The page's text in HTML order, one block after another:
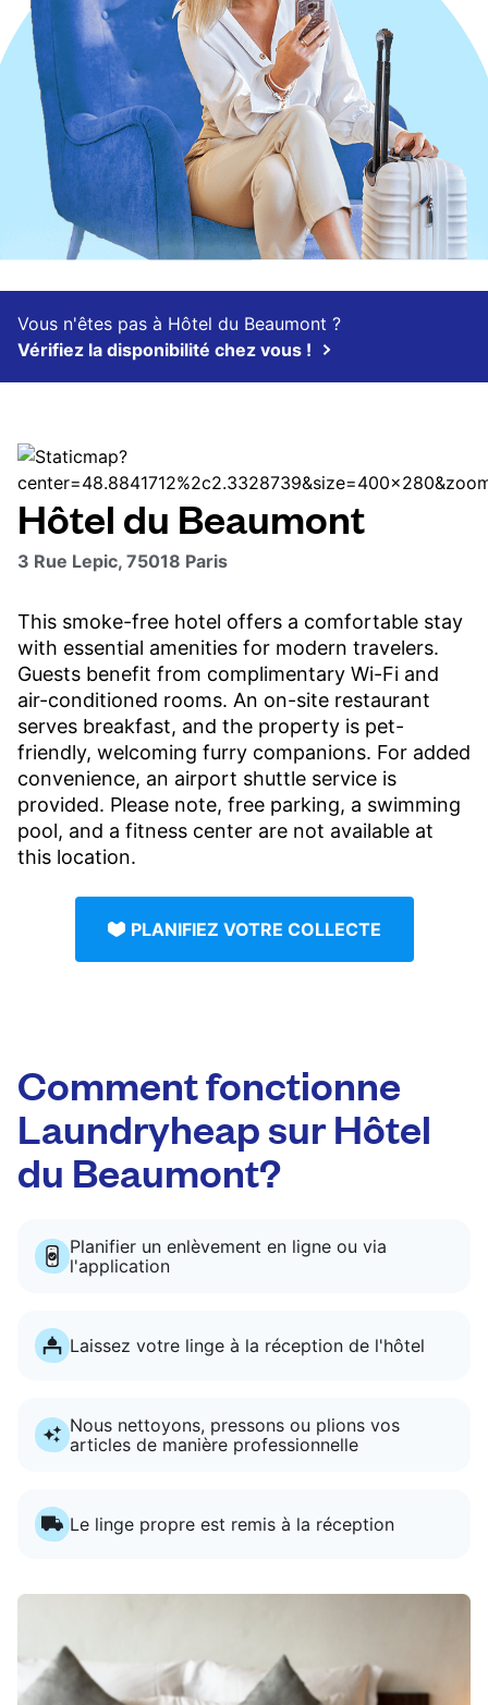
France FR
Vous n'êtes pas à Hôtel du Beaumont ?
Vérifiez la disponibilité chez vous !
Hôtel du Beaumont
3 Rue Lepic, 75018 Paris
This smoke-free hotel offers a comfortable stay
with essential amenities for modern travelers.
Guests benefit from complimentary Wi-Fi and
air-conditioned rooms. An on-site restaurant
serves breakfast, and the property is pet-
friendly, welcoming furry companions. For added
convenience, an airport shuttle service is
provided. Please note, free parking, a swimming
pool, and a fitness center are not available at
this location.
PLANIFIEZ VOTRE COLLECTE
Comment fonctionne
Laundryheap sur Hôtel
du Beaumont?
Planifier un enlèvement en ligne ou via
l'application
Laissez votre linge à la réception de l'hôtel
Nous nettoyons, pressons ou plions vos
articles de manière professionnelle
Le linge propre est remis à la réception